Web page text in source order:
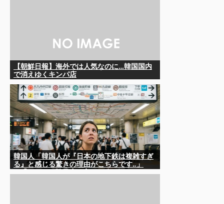
【朝鮮日報】海外では人気なのに…韓国国内
で消えゆくキンパ店
韓国人「韓国人が『日本の地下鉄は複雑すぎ
る』と感じる驚きの理由がこちらです‥」